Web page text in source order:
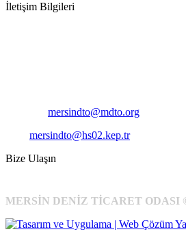
İletişim Bilgileri
mersindto@mdto.org
mersindto@hs02.kep.tr
Bize Ulaşın
MERSİN DENİZ TİCARET ODASI